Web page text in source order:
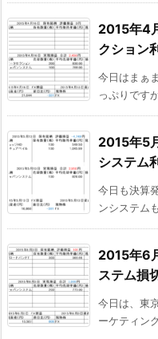
2015年4
クション
今日はまぁ
っぷりです
2015年5
システム
今日も決算
ンシステム
2015年6
ステム損
今日は、東
ーケティン